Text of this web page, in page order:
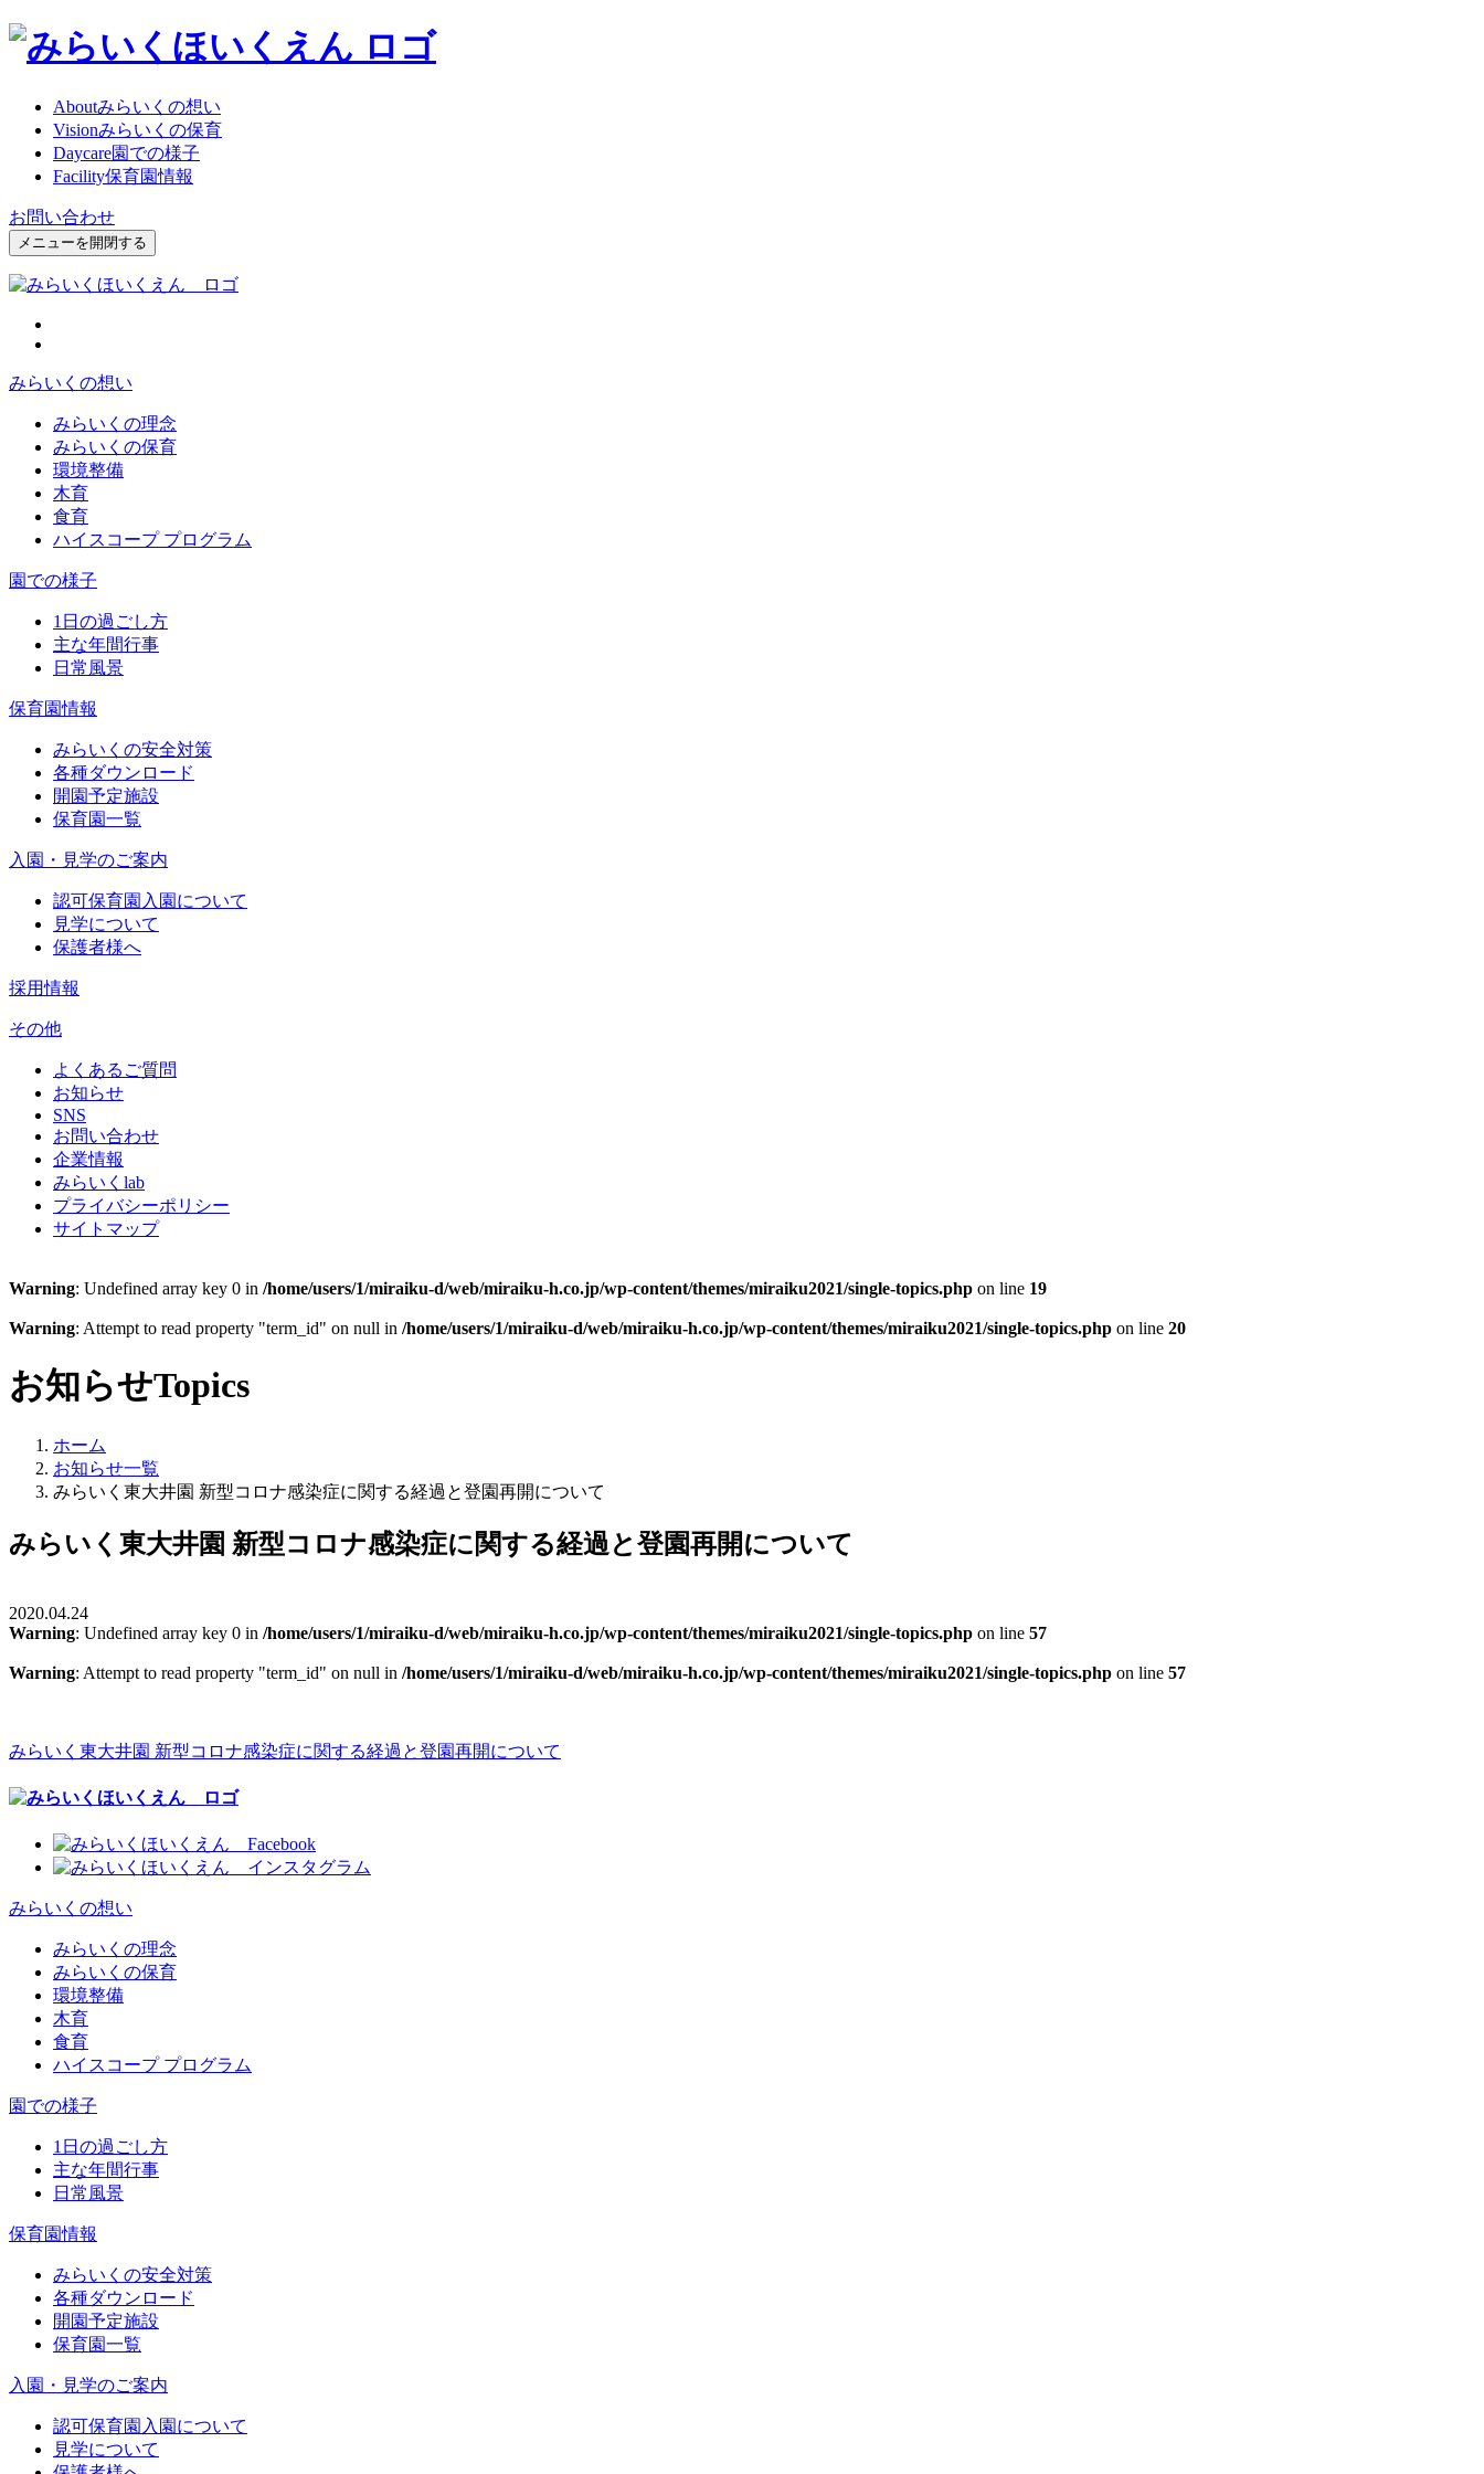
Aboutみらいくの想い
Visionみらいくの保育
Daycare園での様子
Facility保育園情報
お問い合わせ
メニューを開閉する
みらいくの想い
みらいくの理念
みらいくの保育
環境整備
木育
食育
ハイスコープ プログラム
園での様子
1日の過ごし方
主な年間行事
日常風景
保育園情報
みらいくの安全対策
各種ダウンロード
開園予定施設
保育園一覧
入園・見学のご案内
認可保育園入園について
見学について
保護者様へ
採用情報
その他
よくあるご質問
お知らせ
SNS
お問い合わせ
企業情報
みらいくlab
プライバシーポリシー
サイトマップ
Warning: Undefined array key 0 in /home/users/1/miraiku-d/web/miraiku-h.co.jp/wp-content/themes/miraiku2021/single-topics.php on line 19
Warning: Attempt to read property "term_id" on null in /home/users/1/miraiku-d/web/miraiku-h.co.jp/wp-content/themes/miraiku2021/single-topics.php on line 20
お知らせTopics
ホーム
お知らせ一覧
みらいく東大井園 新型コロナ感染症に関する経過と登園再開について
みらいく東大井園 新型コロナ感染症に関する経過と登園再開について
2020.04.24
Warning: Undefined array key 0 in /home/users/1/miraiku-d/web/miraiku-h.co.jp/wp-content/themes/miraiku2021/single-topics.php on line 57
Warning: Attempt to read property "term_id" on null in /home/users/1/miraiku-d/web/miraiku-h.co.jp/wp-content/themes/miraiku2021/single-topics.php on line 57
みらいく東大井園 新型コロナ感染症に関する経過と登園再開について
みらいくの想い
みらいくの理念
みらいくの保育
環境整備
木育
食育
ハイスコープ プログラム
園での様子
1日の過ごし方
主な年間行事
日常風景
保育園情報
みらいくの安全対策
各種ダウンロード
開園予定施設
保育園一覧
入園・見学のご案内
認可保育園入園について
見学について